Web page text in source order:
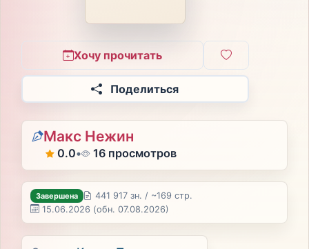
Хочу прочитать
Поделиться
Макс Нежин
0.0• 16 просмотров
Завершена
441 917 зн. / ~169 стр.
15.06.2026 (обн. 07.08.2026)